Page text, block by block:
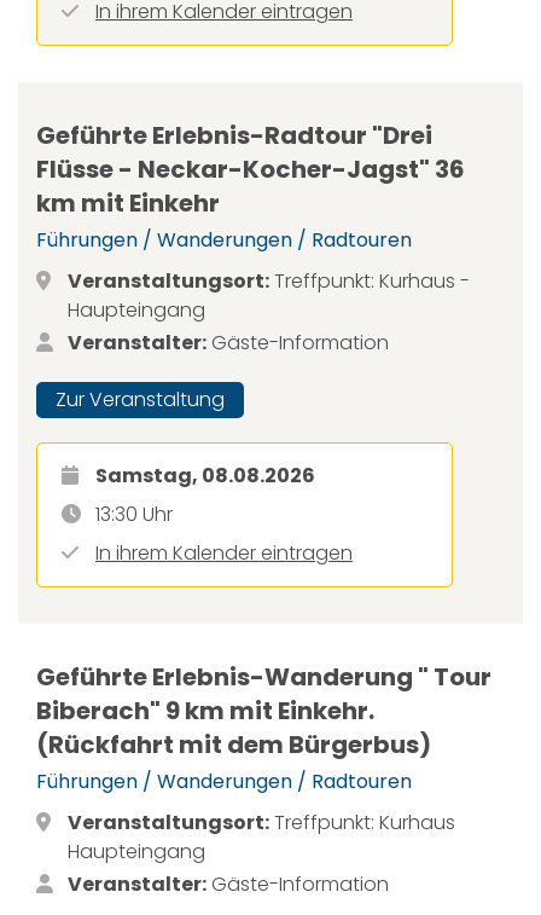
In ihrem Kalender eintragen
Geführte Erlebnis-Radtour "Drei
Flüsse - Neckar-Kocher-Jagst" 36
km mit Einkehr
Führungen / Wanderungen / Radtouren
Veranstaltungsort:Treffpunkt: Kurhaus -
Haupteingang
Veranstalter: Gäste-Information
Zur Veranstaltung
Samstag, 08.08.2026
13:30 Uhr
In ihrem Kalender eintragen
Geführte Erlebnis-Wanderung " Tour
Biberach" 9 km mit Einkehr.
(Rückfahrt mit dem Bürgerbus)
Führungen / Wanderungen / Radtouren
Veranstaltungsort:Treffpunkt: Kurhaus
Haupteingang
Veranstalter: Gäste-Information